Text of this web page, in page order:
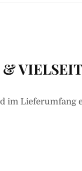
&
im Lieferumfang